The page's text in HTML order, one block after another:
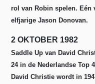
rol van Robin spelen. Eén
elfjarige Jason Donovan.
2 OKTOBER 1982
Saddle Up van David
24 in de Nederlandse Top
David Christie wordt in